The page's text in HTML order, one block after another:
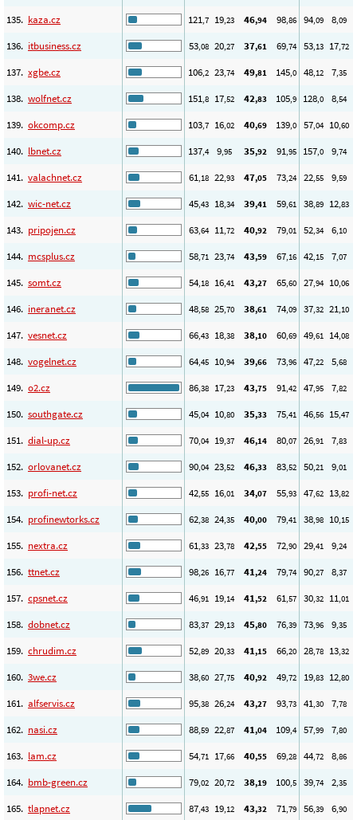
135. kaza.cz 121,7 19,23 46,94 98,86 94,09 8,09
136. itbusiness.cz 53,08 20,27 37,61 69,74 53,13 17,72
137. xgbe.cz 106,2 23,74 49,81 145,0 48,12 7,35
138. wolfnet.cz 151,8 17,52 42,83 105,9 128,0 8,54
139. okcomp.cz 103,7 16,02 40,69 139,0 57,04 10,60
140. lbnet.cz 137,4 9,95 35,92 91,95 157,0 9,74
141. valachnet.cz 61,18 22,93 47,05 73,24 22,55 9,59
142. wic-net.cz 45,43 18,34 39,41 59,61 38,89 12,83
143. pripojen.cz 63,64 11,72 40,92 79,01 52,34 6,10
144. mcsplus.cz 58,71 23,74 43,59 67,16 42,15 7,07
145. somt.cz 54,18 16,41 43,27 65,60 27,94 10,06
146. ineranet.cz 48,58 25,70 38,61 74,09 37,32 21,10
147. vesnet.cz 66,43 18,38 38,10 60,69 49,61 14,08
148. vogelnet.cz 64,45 10,94 39,66 73,96 47,22 5,68
149. o2.cz 86,38 17,23 43,75 91,42 47,95 7,82
150. southgate.cz 45,04 10,80 35,33 75,41 46,56 15,47
151. dial-up.cz 70,04 19,37 46,14 80,07 26,91 7,83
152. orlovanet.cz 90,04 23,52 46,33 83,52 50,21 9,01
153. profi-net.cz 42,55 16,01 34,07 55,93 47,62 13,82
154. profinewtorks.cz 62,38 24,35 40,00 79,41 38,98 10,15
155. nextra.cz 61,33 23,78 42,55 72,90 29,41 9,24
156. ttnet.cz 98,26 16,77 41,24 79,74 90,27 8,37
157. cpsnet.cz 46,91 19,14 41,52 61,57 30,32 11,01
158. dobnet.cz 83,37 29,13 45,80 76,39 73,96 9,35
159. chrudim.cz 52,89 20,33 41,15 66,20 28,78 13,32
160. 3we.cz 38,60 27,75 40,92 49,72 19,83 12,80
161. alfservis.cz 95,38 26,24 43,27 93,73 41,30 7,78
162. nasi.cz 88,59 22,87 41,04 109,4 57,99 7,80
163. lam.cz 54,71 17,66 40,55 69,28 44,72 8,86
164. bmb-green.cz 79,02 20,72 38,19 100,5 39,74 2,35
165. tlapnet.cz 87,43 19,12 43,32 71,79 56,39 6,90